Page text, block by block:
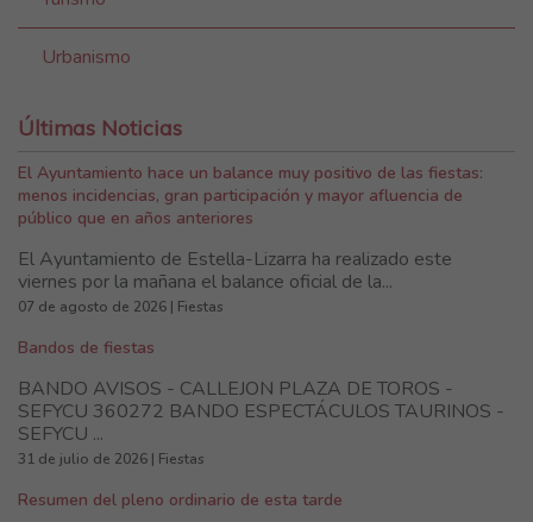
Urbanismo
Últimas Noticias
El Ayuntamiento hace un balance muy positivo de las fiestas:
menos incidencias, gran participación y mayor afluencia de
público que en años anteriores
El Ayuntamiento de Estella-Lizarra ha realizado este
viernes por la mañana el balance oficial de la...
07 de agosto de 2026 | Fiestas
Bandos de fiestas
BANDO AVISOS - CALLEJON PLAZA DE TOROS -
SEFYCU 360272 BANDO ESPECTÁCULOS TAURINOS -
SEFYCU ...
31 de julio de 2026 | Fiestas
Resumen del pleno ordinario de esta tarde